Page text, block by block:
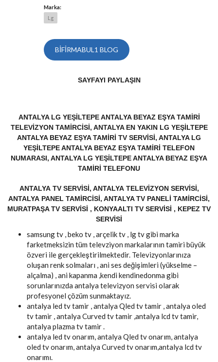
Marka:
Lg
BIFIRMABUL1 BLOG
SAYFAYI PAYLAŞIN
ANTALYA LG YEŞILTEPE ANTALYA BEYAZ EŞYA TAMIRI
TELEVIZYON TAMIRCISI, ANTALYA EN YAKIN LG YEŞILTEPE
ANTALYA BEYAZ EŞYA TAMIRI TV SERVISI, ANTALYA LG
YEŞILTEPE ANTALYA BEYAZ EŞYA TAMIRI TELEFON
NUMARASI, ANTALYA LG YEŞILTEPE ANTALYA BEYAZ EŞYA
TAMIRI TELEFONU
ANTALYA TV SERVISI, ANTALYA TELEVIZYON SERVISI,
ANTALYA PANEL TAMIRCISI, ANTALYA TV PANELI TAMIRCISI,
MURATPAŞA TV SERVISI , KONYAALTI TV SERVISI , KEPEZ TV
SERVISI
samsung tv , beko tv , arçelik tv , lg tv gibi marka
farketmeksizin tüm televziyon markalarının tamiri büyük
özveri ile gerçekleştirilmektedir. Televizyonlarınıza
oluşan renk solmaları , ani ses değişimleri (yükselme –
alçalma) , ani kapanma ,kendi kendinedonma gibi
sorunlarınızda antalya televizyon servisi olarak
profesyonel çözüm sunmaktayız.
antalya led tv tamir , antalya Qled tv tamir , antalya oled
tv tamir , antalya Curved tv tamir ,antalya lcd tv tamir,
antalya plazma tv tamir .
antalya led tv onarım, antalya Qled tv onarım, antalya
oled tv onarım, antalya Curved tv onarım,antalya lcd tv
onarımı.